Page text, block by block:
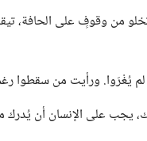
من وقوفٍ على الحافة،
يُغْرَوا. ورأيت من سقطوا
يجب على الإنسان أن